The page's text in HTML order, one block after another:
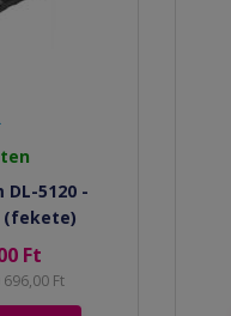
5120 -
(fekete)
Ft
Ft